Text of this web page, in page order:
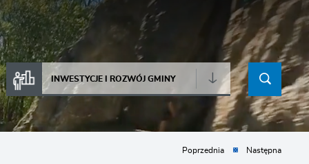
INWESTYCJE I ROZWÓJ GMINY
Poprzednia Następna